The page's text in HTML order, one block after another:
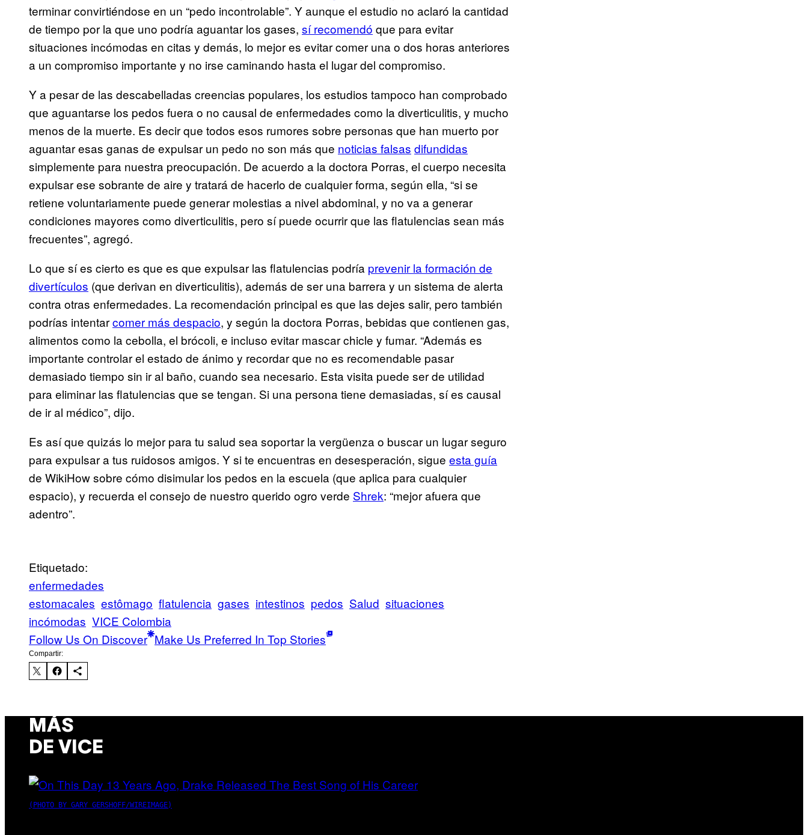
terminar convirtiéndose en un “pedo incontrolable”. Y aunque el estudio no aclaró la cantidad
de tiempo por la que uno podría aguantar los gases, sí recomendó que para evitar
situaciones incómodas en citas y demás, lo mejor es evitar comer una o dos horas anteriores
a un compromiso importante y no irse caminando hasta el lugar del compromiso.
Y a pesar de las descabelladas creencias populares, los estudios tampoco han comprobado
que aguantarse los pedos fuera o no causal de enfermedades como la diverticulitis, y mucho
menos de la muerte. Es decir que todos esos rumores sobre personas que han muerto por
aguantar esas ganas de expulsar un pedo no son más que noticias falsas difundidas
simplemente para nuestra preocupación. De acuerdo a la doctora Porras, el cuerpo necesita
expulsar ese sobrante de aire y tratará de hacerlo de cualquier forma, según ella, “si se
retiene voluntariamente puede generar molestias a nivel abdominal, y no va a generar
condiciones mayores como diverticulitis, pero sí puede ocurrir que las flatulencias sean más
frecuentes”, agregó.
Lo que sí es cierto es que es que expulsar las flatulencias podría prevenir la formación de
divertículos (que derivan en diverticulitis), además de ser una barrera y un sistema de alerta
contra otras enfermedades. La recomendación principal es que las dejes salir, pero también
podrías intentarcomer más despacio, y según la doctora Porras, bebidas que contienen gas,
alimentos como la cebolla, el brócoli, e incluso evitar mascar chicle y fumar. “Además es
importante controlar el estado de ánimo y recordar que no es recomendable pasar
demasiado tiempo sin ir al baño, cuando sea necesario. Esta visita puede ser de utilidad
para eliminar las flatulencias que se tengan. Si una persona tiene demasiadas, sí es causal
de ir al médico”, dijo.
Es así que quizás lo mejor para tu salud sea soportar la vergüenza o buscar un lugar seguro
para expulsar a tus ruidosos amigos. Y si te encuentras en desesperación, sigue esta guía
de WikiHow sobre cómo disimular los pedos en la escuela (que aplica para cualquier
espacio), y recuerda el consejo de nuestro querido ogro verde Shrek: “mejor afuera que
adentro”.
Etiquetado:
enfermedades
estomacales estômago flatulencia gases intestinos pedos Salud situaciones
incómodas VICE Colombia
Follow Us On Discover Make Us Preferred In Top Stories
Compartir:
MÁS
DE VICE
(PHOTO BY GARY GERSHOFF/WIREIMAGE)